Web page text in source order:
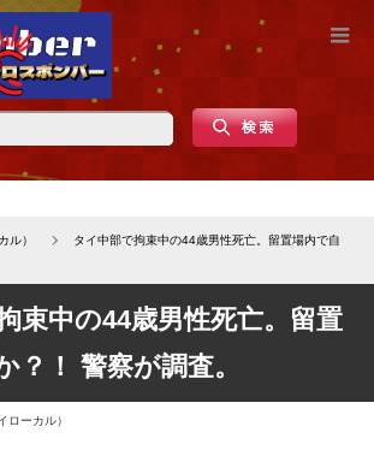
ル）
タイ中部で拘束中の44歳男性死亡。留置場内で自
束中の44歳男性死亡。留置
？！ 警察が調査。
ローカル）